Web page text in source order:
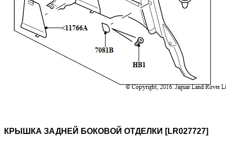
КРЫШКА ЗАДНЕЙ БОКОВОЙ ОТДЕЛКИ [LR027727]